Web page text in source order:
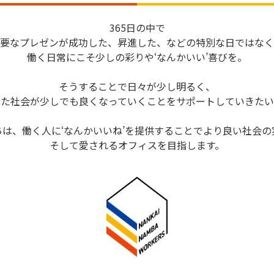
365日の中で
なプレゼンが成功した、昇進した、などの特別な日ではなく
働く日常にこそ少しの彩りや‘なんかいい’喜びを。
そうすることで日々が少し明るく、
社会が少しでも良くなっていくことをサポートしていきたい
、働く人に‘なんかいいね’を提供することでより良い社会の
そして愛されるオフィスを目指します。